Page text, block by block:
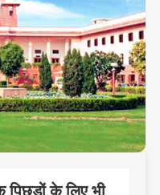
के लिए भी